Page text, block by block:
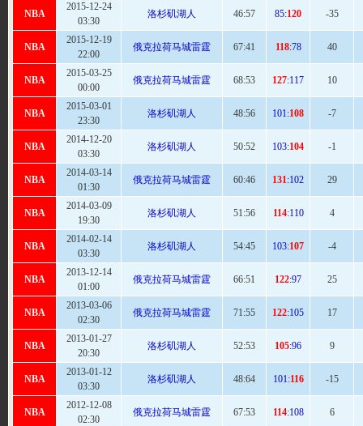
NBA
2015-12-24
03:30
洛杉矶湖人 46:57 85:120 -35
NBA
2015-12-19
22:00
俄克拉荷马城雷霆 67:41 118:78 40
NBA
2015-03-25
00:00
俄克拉荷马城雷霆 68:53 127:117 10
NBA
2015-03-01
23:30
洛杉矶湖人 48:56 101:108 -7
NBA
2014-12-20
03:30
洛杉矶湖人 50:52 103:104 -1
NBA
2014-03-14
01:30
俄克拉荷马城雷霆 60:46 131:102 29
NBA
2014-03-09
19:30
洛杉矶湖人 51:56 114:110 4
NBA
2014-02-14
03:30
洛杉矶湖人 54:45 103:107 -4
NBA
2013-12-14
01:00
俄克拉荷马城雷霆 66:51 122:97 25
NBA
2013-03-06
02:30
俄克拉荷马城雷霆 71:55 122:105 17
NBA
2013-01-27
20:30
洛杉矶湖人 52:53 105:96 9
NBA
2013-01-12
03:30
洛杉矶湖人 48:64 101:116 -15
NBA
2012-12-08
02:30
俄克拉荷马城雷霆 67:53 114:108 6